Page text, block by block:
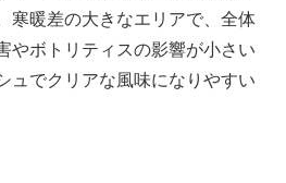
寒暖差の大きなエリアで、全体
やボトリティスの影響が小さい
ュでクリアな風味になりやすい